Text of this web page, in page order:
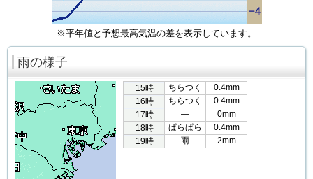
※平年値と予想最高気温の差を表示しています。
雨の様子
15時 ちらつく
0.4mm
16時
ちらつく
0.4mm
17時
―
0mm
18時
ぱらぱら
0.4mm
19時
雨 2mm